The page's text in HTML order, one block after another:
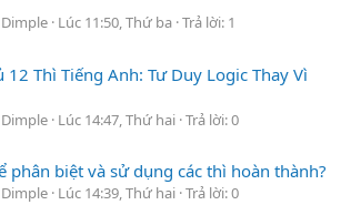
Lúc 11:50, Thứ ba Trả lời: 1
12 Thì Tiếng Anh: Tư Duy Logic Thay Vì
Lúc 14:47, Thứ hai Trả lời: 0
phân biệt và sử dụng các thì hoàn thành?
Lúc 14:39, Thứ hai Trả lời: 0